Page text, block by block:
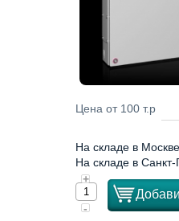
Цена от 100 т.р
На складе в
На складе в Санкт-
+
-